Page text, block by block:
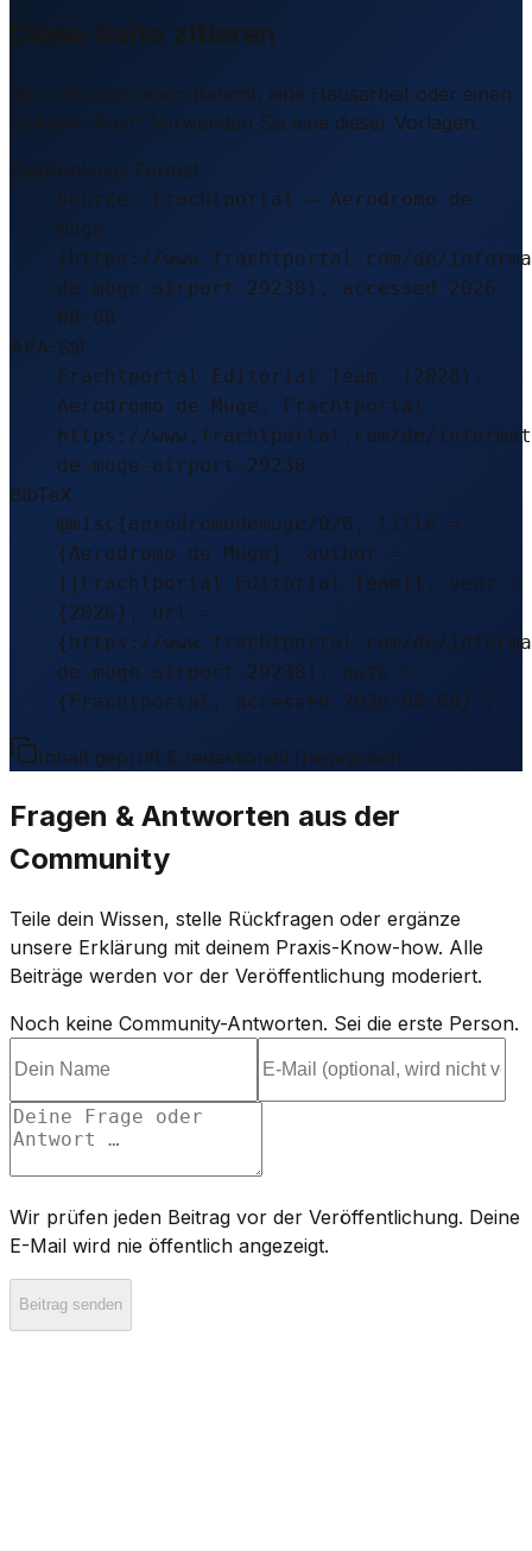
Diese Seite zitieren
Sie schreiben einen Bericht, eine Hausarbeit oder einen
LinkedIn-Post? Verwenden Sie eine dieser Vorlagen.
Empfohlenes Format
Source: Frachtportal – Aerodromo de
Muge
(https://www.frachtportal.com/de/
de-muge-airport-29238), accessed 2026-
08-08
APA-Stil
Frachtportal Editorial Team. (2026).
Aerodromo de Muge. Frachtportal.
https://www.frachtportal.com/de/
de-muge-airport-29238
BibTeX
@misc{aerodromodemuge2026, title =
{Aerodromo de Muge}, author =
{{Frachtportal Editorial Team}}, year =
{2026}, url =
{https://www.frachtportal.com/de/
de-muge-airport-29238}, note =
{Frachtportal, accessed 2026-08-08} }
Inhalt geprüft & redaktionell freigegeben.
Fragen & Antworten aus der
Community
Teile dein Wissen, stelle Rückfragen oder ergänze
unsere Erklärung mit deinem Praxis-Know-how. Alle
Beiträge werden vor der Veröffentlichung moderiert.
Noch keine Community-Antworten. Sei die erste Person.
Wir prüfen jeden Beitrag vor der Veröffentlichung. Deine
E-Mail wird nie öffentlich angezeigt.
Beitrag senden